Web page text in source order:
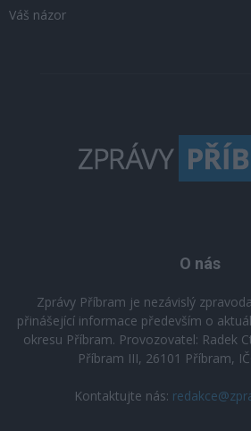
Váš názor
O nás
Zprávy Příbram je nezávislý
přinášející informace především o
okresu Příbram. Provozovatel: Radek
Příbram III, 26101 Příbram,
Kontaktujte nás: